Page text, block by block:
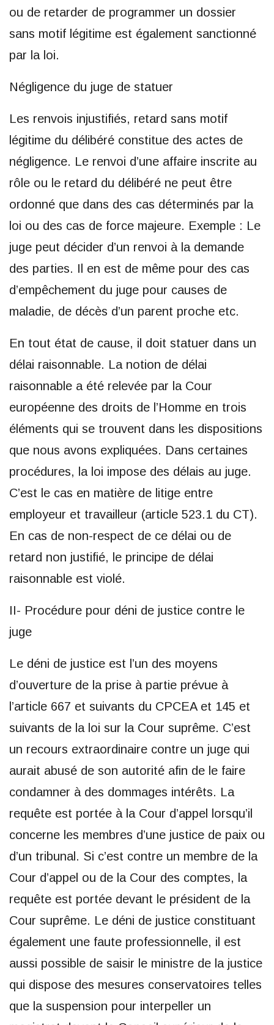
ou de retarder de programmer un dossier
sans motif légitime est également sanctionné
par la loi.
Négligence du juge de statuer
Les renvois injustifiés, retard sans motif
légitime du délibéré constitue des actes de
négligence. Le renvoi d’une affaire inscrite au
rôle ou le retard du délibéré ne peut être
ordonné que dans des cas déterminés par la
loi ou des cas de force majeure. Exemple : Le
juge peut décider d’un renvoi à la demande
des parties. Il en est de même pour des cas
d’empêchement du juge pour causes de
maladie, de décès d’un parent proche etc.
En tout état de cause, il doit statuer dans un
délai raisonnable. La notion de délai
raisonnable a été relevée par la Cour
européenne des droits de l’Homme en trois
éléments qui se trouvent dans les dispositions
que nous avons expliquées. Dans certaines
procédures, la loi impose des délais au juge.
C’est le cas en matière de litige entre
employeur et travailleur (article 523.1 du CT).
En cas de non-respect de ce délai ou de
retard non justifié, le principe de délai
raisonnable est violé.
II- Procédure pour déni de justice contre le
juge
Le déni de justice est l’un des moyens
d’ouverture de la prise à partie prévue à
l’article 667 et suivants du CPCEA et 145 et
suivants de la loi sur la Cour suprême. C’est
un recours extraordinaire contre un juge qui
aurait abusé de son autorité afin de le faire
condamner à des dommages intérêts. La
requête est portée à la Cour d’appel lorsqu’il
concerne les membres d’une justice de paix ou
d’un tribunal. Si c’est contre un membre de la
Cour d’appel ou de la Cour des comptes, la
requête est portée devant le président de la
Cour suprême. Le déni de justice constituant
également une faute professionnelle, il est
aussi possible de saisir le ministre de la justice
qui dispose des mesures conservatoires telles
que la suspension pour interpeller un